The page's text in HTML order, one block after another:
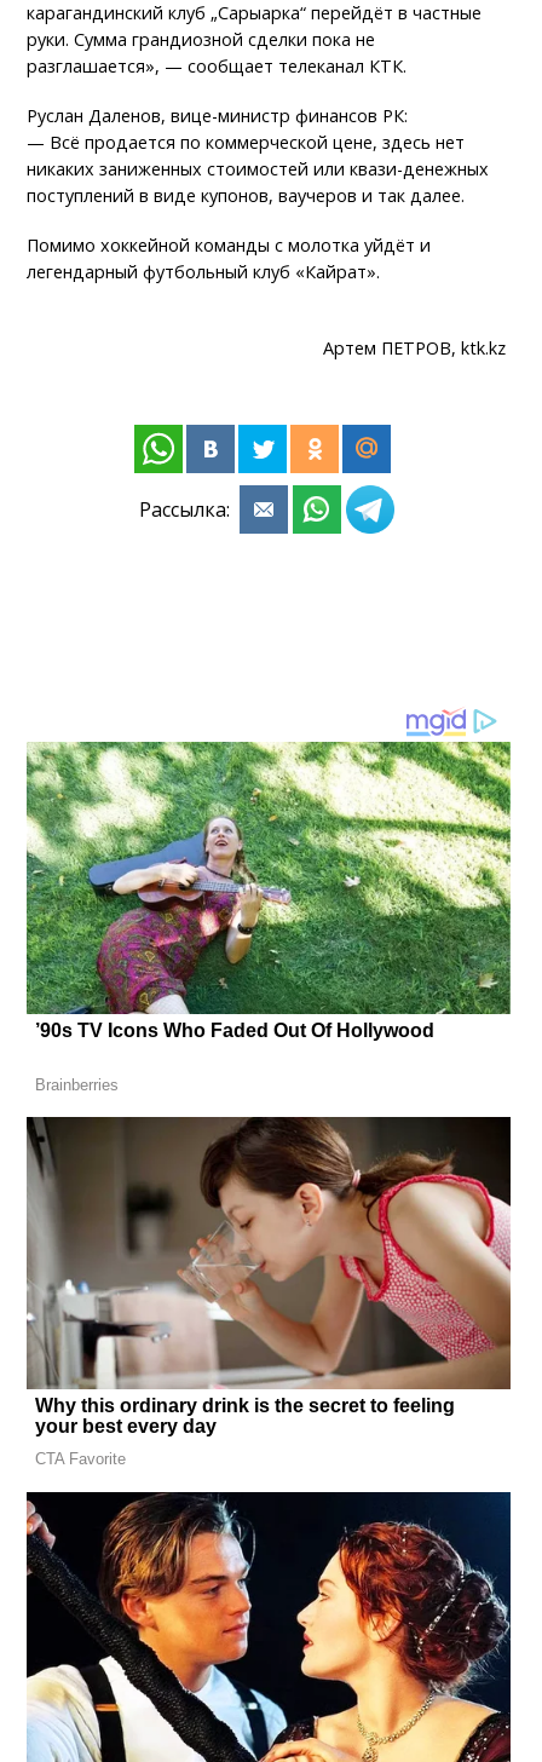
карагандинский клуб „Сарыарка“ перейдёт в частные
руки. Сумма грандиозной сделки пока не
разглашается», — сообщает телеканал КТК.
Руслан Даленов, вице-министр финансов РК:
— Всё продается по коммерческой цене, здесь нет
никаких заниженных стоимостей или квази-денежных
поступлений в виде купонов, ваучеров и так далее.
Помимо хоккейной команды с молотка уйдёт и
легендарный футбольный клуб «Кайрат».
Артем ПЕТРОВ, ktk.kz
Рассылка: